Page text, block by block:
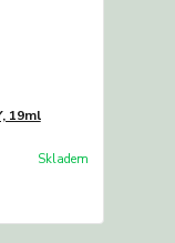
19ml
Skladem